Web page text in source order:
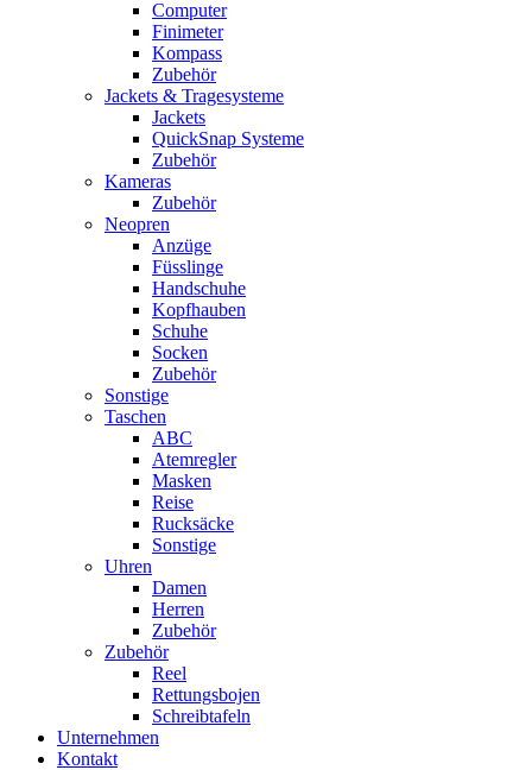
Computer
Finimeter
Kompass
Zubehör
Jackets & Tragesysteme
Jackets
QuickSnap Systeme
Zubehör
Kameras
Zubehör
Neopren
Anzüge
Füsslinge
Handschuhe
Kopfhauben
Schuhe
Socken
Zubehör
Sonstige
Taschen
ABC
Atemregler
Masken
Reise
Rucksäcke
Sonstige
Uhren
Damen
Herren
Zubehör
Zubehör
Reel
Rettungsbojen
Schreibtafeln
Unternehmen
Kontakt